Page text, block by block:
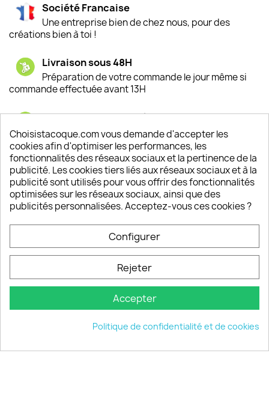
Société Francaise
Une entreprise bien de chez nous, pour des
créations bien à toi !
Livraison sous 48H
Préparation de votre commande le jour même si
commande effectuée avant 13H
Satisfaction de nos clients
Depuis 2009, entre 92% et 94% de nos clients
sont satisfaits de nos produits
Un SAV à votre écoute
Notre SAV est disponible 6/7J de 10h à 18H
keyboard_arrow_down
© 2026 - choisistacoque.com
Choisistacoque.com vous demande d'accepter les
cookies afin d'optimiser les performances, les
fonctionnalités des réseaux sociaux et la pertinence de la
publicité. Les cookies tiers liés aux réseaux sociaux et à la
publicité sont utilisés pour vous offrir des fonctionnalités
optimisées sur les réseaux sociaux, ainsi que des
publicités personnalisées. Acceptez-vous ces cookies ?
Configurer
Rejeter
Accepter
Politique de confidentialité et de cookies